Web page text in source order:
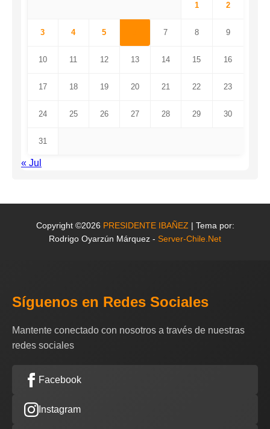
1 2
3 4 5 7 8 9
10 11 12 13 14 15 16
17 18 19 20 21 22 23
24 25 26 27 28 29 30
31
« Jul
Copyright ©2026 PRESIDENTE IBAÑEZ | Tema por:
Rodrigo Oyarzún Márquez - Server-Chile.Net
Síguenos en Redes Sociales
Mantente conectado con nosotros a través de nuestras
redes sociales
Facebook
Instagram